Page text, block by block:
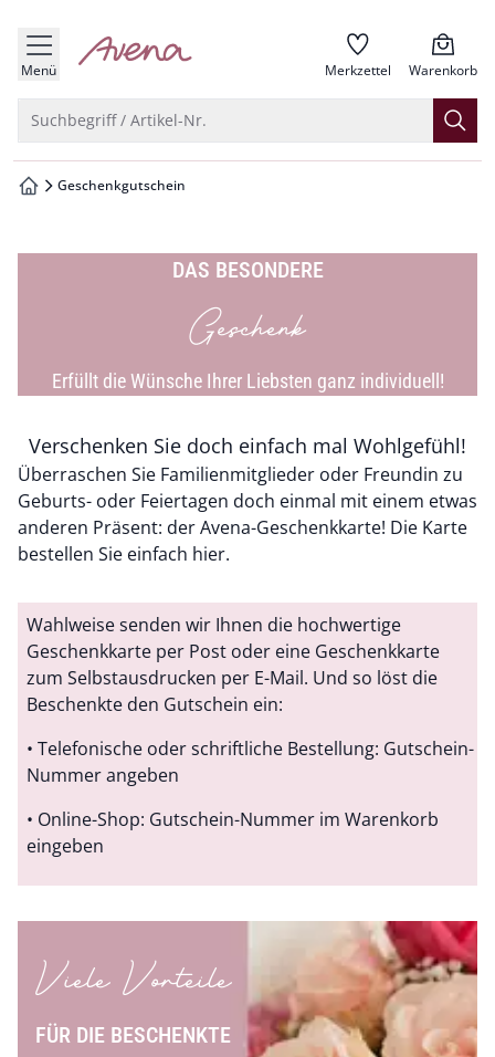
springen
springen
springen
springen
Menü zur Startseite Merkzettel Warenkorb
Suchbegriff / Artikel-Nr.
zur Startseite
Geschenkgutschein
DAS BESONDERE
Geschenk
Erfüllt die Wünsche Ihrer Liebsten ganz individuell!
Verschenken Sie doch einfach mal Wohlgefühl!
Überraschen Sie Familienmitglieder oder Freundin zu
Geburts- oder Feiertagen doch einmal mit einem etwas
anderen Präsent: der Avena-Geschenkkarte! Die Karte
bestellen Sie einfach hier.
Wahlweise senden wir Ihnen die hochwertige
Geschenkkarte per Post oder eine Geschenkkarte
zum Selbstausdrucken per E-Mail. Und so löst die
Beschenkte den Gutschein ein:
• Telefonische oder schriftliche Bestellung: Gutschein-
Nummer angeben
• Online-Shop: Gutschein-Nummer im Warenkorb
eingeben
Viele Vorteile
FÜR DIE BESCHENKTE